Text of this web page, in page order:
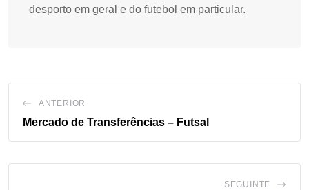
desporto em geral e do futebol em particular.
ANTERIOR
Mercado de Transferências – Futsal
SEGUINTE